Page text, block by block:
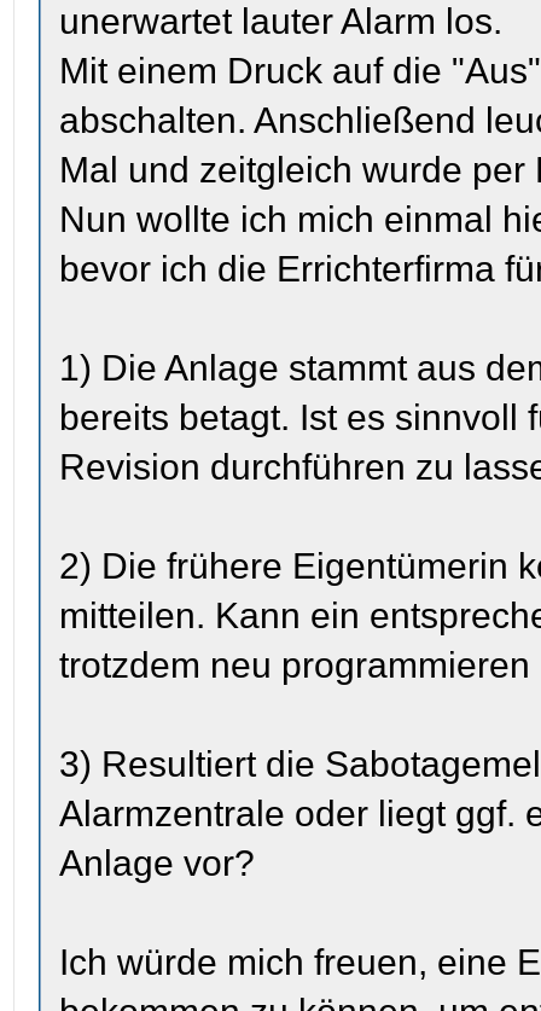
unerwartet lauter Alarm los.
Mit einem Druck auf die
abschalten. Anschließend
Mal und zeitgleich wurde
Nun wollte ich mich einmal
bevor ich die Errichterfirma
1) Die Anlage stammt aus
bereits betagt. Ist es sinnvoll
Revision durchführen zu
2) Die frühere Eigentümerin
mitteilen. Kann ein
trotzdem neu
3) Resultiert die
Alarmzentrale oder liegt ggf.
Anlage vor?
Ich würde mich freuen, eine